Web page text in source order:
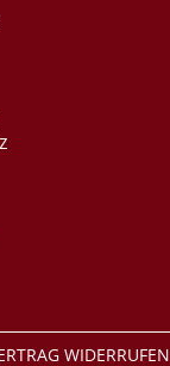
WIDERRUFEN